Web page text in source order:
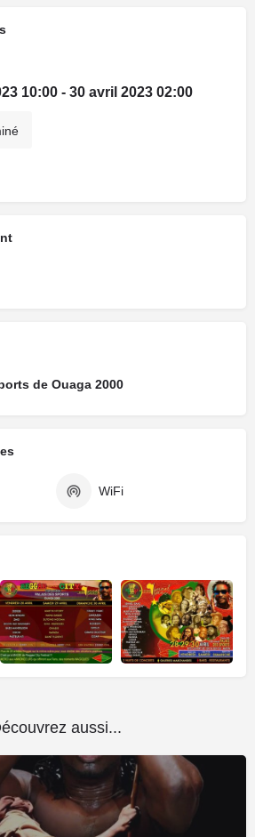
10:00 - 30 avril 2023 02:00
de Ouaga 2000
WiFi
aussi...